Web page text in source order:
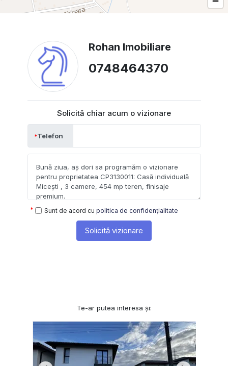
Rohan Imobiliare
0748464370
Solicită chiar acum o vizionare
Telefon
Sunt de acord cu politica de confidențialitate
Solicită vizionare
Te-ar putea interesa și: